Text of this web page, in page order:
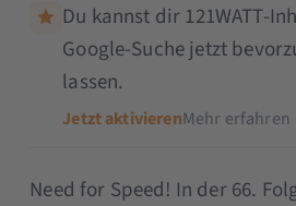
Du kannst dir 121WATT-
Google-Suche jetzt
lassen.
Jetzt aktivierenMehr erfahren
Need for Speed! In der 66.